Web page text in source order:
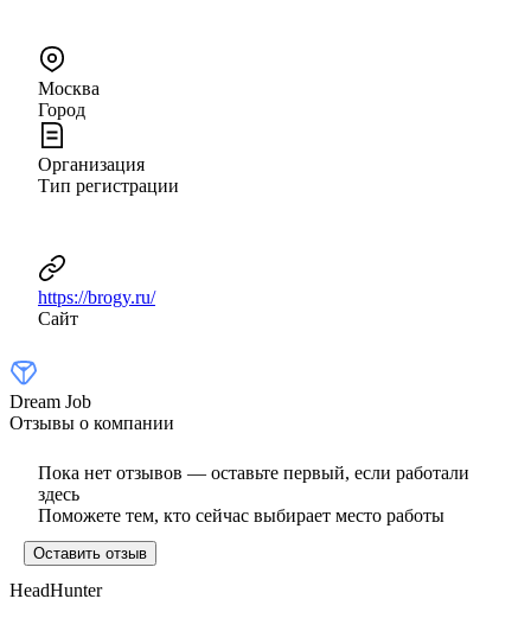
Москва
Город
Организация
Тип регистрации
https://brogy.ru/
Сайт
Dream Job
Отзывы о компании
Пока нет отзывов — оставьте первый, если работали
здесь
Поможете тем, кто сейчас выбирает место работы
Оставить отзыв
HeadHunter